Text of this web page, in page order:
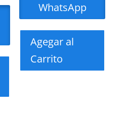
WhatsApp
Agegar al
Carrito